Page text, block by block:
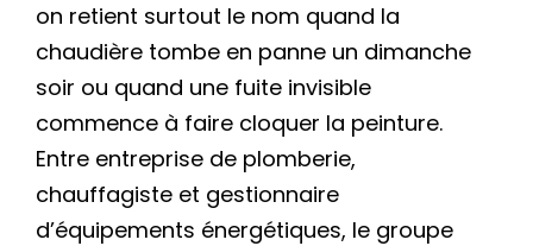
on retient surtout le nom quand la
chaudière tombe en panne un dimanche
soir ou quand une fuite invisible
commence à faire cloquer la peinture.
Entre entreprise de plomberie,
chauffagiste et gestionnaire
d’équipements énergétiques, le groupe